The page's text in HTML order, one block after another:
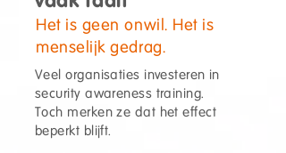
Het is geen onwil. Het is
menselijk gedrag.
Veel organisaties investeren in
security awareness training.
Toch merken ze dat het effect
beperkt blijft.